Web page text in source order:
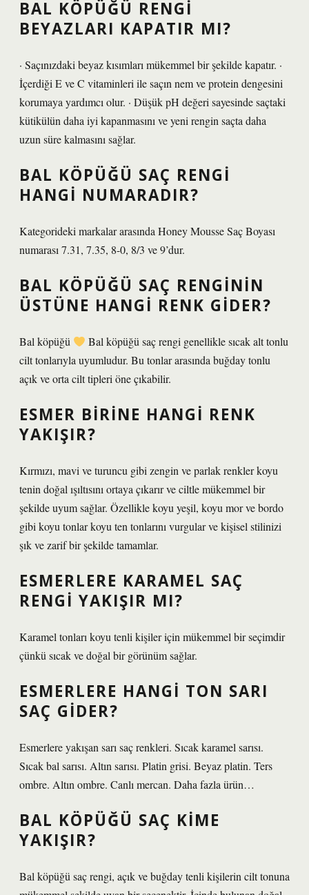
BAL KÖPÜĞÜ RENGI
BEYAZLARI KAPATIR MI?
· Saçınızdaki beyaz kısımları mükemmel bir şekilde kapatır. ·
İçerdiği E ve C vitaminleri ile saçın nem ve protein dengesini
korumaya yardımcı olur. · Düşük pH değeri sayesinde saçtaki
kütikülün daha iyi kapanmasını ve yeni rengin saçta daha
uzun süre kalmasını sağlar.
BAL KÖPÜĞÜ SAÇ RENGI
HANGI NUMARADIR?
Kategorideki markalar arasında Honey Mousse Saç Boyası
numarası 7.31, 7.35, 8-0, 8/3 ve 9’dur.
BAL KÖPÜĞÜ SAÇ RENGININ
ÜSTÜNE HANGI RENK GIDER?
Bal köpüğü
Bal köpüğü saç rengi genellikle sıcak alt tonlu
cilt tonlarıyla uyumludur. Bu tonlar arasında buğday tonlu
açık ve orta cilt tipleri öne çıkabilir.
ESMER BIRINE HANGI RENK
YAKIŞIR?
Kırmızı, mavi ve turuncu gibi zengin ve parlak renkler koyu
tenin doğal ışıltısını ortaya çıkarır ve ciltle mükemmel bir
şekilde uyum sağlar. Özellikle koyu yeşil, koyu mor ve bordo
gibi koyu tonlar koyu ten tonlarını vurgular ve kişisel stilinizi
şık ve zarif bir şekilde tamamlar.
ESMERLERE KARAMEL SAÇ
RENGI YAKIŞIR MI?
Karamel tonları koyu tenli kişiler için mükemmel bir seçimdir
çünkü sıcak ve doğal bir görünüm sağlar.
ESMERLERE HANGI TON SARI
SAÇ GIDER?
Esmerlere yakışan sarı saç renkleri. Sıcak karamel sarısı.
Sıcak bal sarısı. Altın sarısı. Platin grisi. Beyaz platin. Ters
ombre. Altın ombre. Canlı mercan. Daha fazla ürün…
BAL KÖPÜĞÜ SAÇ KIME
YAKIŞIR?
Bal köpüğü saç rengi, açık ve buğday tenli kişilerin cilt tonuna